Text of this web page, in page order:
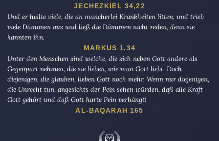
JECHEZKIEL 34,22
Und er heilte viele, die an mancherlei Krankheiten litten, und trieb
viele Dämonen aus und ließ die Dämonen nicht reden, denn sie
kannten ihn.
MARKUS 1,34
Unter den Menschen sind welche, die sich neben Gott andere als
Gegenpart nehmen, die sie lieben, wie man Gott liebt. Doch
diejenigen, die glauben, lieben Gott noch mehr. Wenn nur diejenigen,
die Unrecht tun, angesichts der Pein sehen würden, daß alle Kraft
Gott gehört und daß Gott harte Pein verhängt!
AL-BAQARAH 165